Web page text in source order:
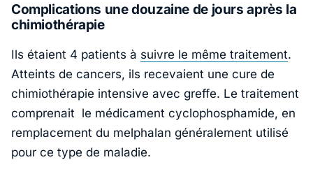
Complications une douzaine de jours après la
chimiothérapie
Ils étaient 4 patients à suivre le même traitement.
Atteints de cancers, ils recevaient une cure de
chimiothérapie intensive avec greffe. Le traitement
comprenait le médicament cyclophosphamide, en
remplacement du melphalan généralement utilisé
pour ce type de maladie.